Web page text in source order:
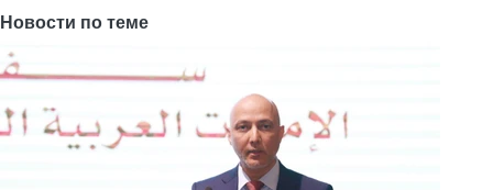
Новости по теме